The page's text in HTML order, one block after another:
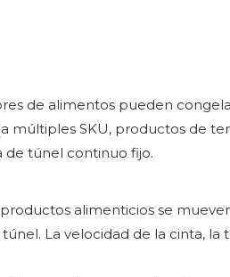
de alimentos pueden
múltiples SKU, productos de
de túnel continuo fijo.
alimenticios se
La velocidad de la cinta,